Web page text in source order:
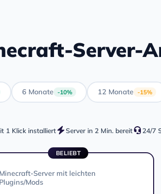
Server-
6 Monate -10% 12 Monate -15%
1 Klick installiert Server in 2 Min. bereit 24/7
BELIEBT
Minecraft-Server mit leichten
Plugins/Mods